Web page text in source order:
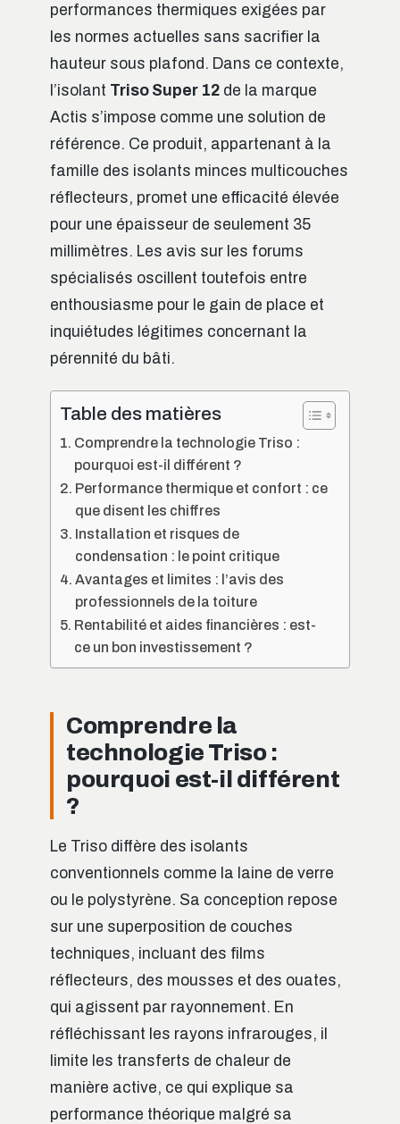
performances thermiques exigées par
les normes actuelles sans sacrifier la
hauteur sous plafond. Dans ce contexte,
l’isolant Triso Super 12 de la marque
Actis s’impose comme une solution de
référence. Ce produit, appartenant à la
famille des isolants minces multicouches
réflecteurs, promet une efficacité élevée
pour une épaisseur de seulement 35
millimètres. Les avis sur les forums
spécialisés oscillent toutefois entre
enthousiasme pour le gain de place et
inquiétudes légitimes concernant la
pérennité du bâti.
Table des matières
Comprendre la technologie Triso :
pourquoi est-il différent ?
Performance thermique et confort : ce
que disent les chiffres
Installation et risques de
condensation : le point critique
Avantages et limites : l’avis des
professionnels de la toiture
Rentabilité et aides financières : est-
ce un bon investissement ?
Comprendre la
technologie Triso :
pourquoi est-il différent
?
Le Triso diffère des isolants
conventionnels comme la laine de verre
ou le polystyrène. Sa conception repose
sur une superposition de couches
techniques, incluant des films
réflecteurs, des mousses et des ouates,
qui agissent par rayonnement. En
réfléchissant les rayons infrarouges, il
limite les transferts de chaleur de
manière active, ce qui explique sa
performance théorique malgré sa